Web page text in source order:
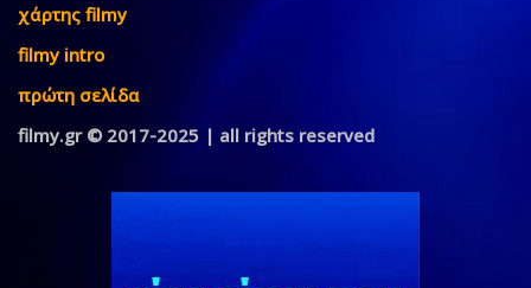
χάρτης filmy
filmy intro
πρώτη σελίδα
filmy.gr © 2017-2025 | all rights reserved